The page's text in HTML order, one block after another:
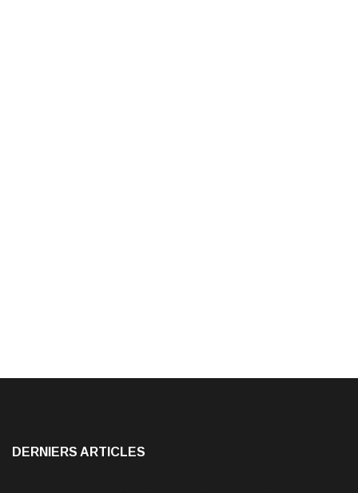
DERNIERS ARTICLES